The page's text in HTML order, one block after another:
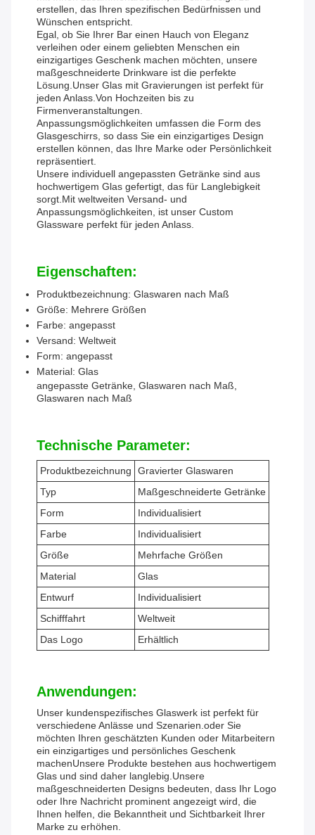
erstellen, das Ihren spezifischen Bedürfnissen und
Wünschen entspricht.
Egal, ob Sie Ihrer Bar einen Hauch von Eleganz
verleihen oder einem geliebten Menschen ein
einzigartiges Geschenk machen möchten, unsere
maßgeschneiderte Drinkware ist die perfekte
Lösung.Unser Glas mit Gravierungen ist perfekt für
jeden Anlass.Von Hochzeiten bis zu
Firmenveranstaltungen.
Anpassungsmöglichkeiten umfassen die Form des
Glasgeschirrs, so dass Sie ein einzigartiges Design
erstellen können, das Ihre Marke oder Persönlichkeit
repräsentiert.
Unsere individuell angepassten Getränke sind aus
hochwertigem Glas gefertigt, das für Langlebigkeit
sorgt.Mit weltweiten Versand- und
Anpassungsmöglichkeiten, ist unser Custom
Glassware perfekt für jeden Anlass.
Eigenschaften:
Produktbezeichnung: Glaswaren nach Maß
Größe: Mehrere Größen
Farbe: angepasst
Versand: Weltweit
Form: angepasst
Material: Glas
angepasste Getränke, Glaswaren nach Maß,
Glaswaren nach Maß
Technische Parameter:
Produktbezeichnung
Gravierter Glaswaren
Typ
Maßgeschneiderte Getränke
Form
Individualisiert
Farbe
Individualisiert
Größe
Mehrfache Größen
Material
Glas
Entwurf
Individualisiert
Schifffahrt
Weltweit
Das Logo
Erhältlich
Anwendungen:
Unser kundenspezifisches Glaswerk ist perfekt für
verschiedene Anlässe und Szenarien.oder Sie
möchten Ihren geschätzten Kunden oder Mitarbeitern
ein einzigartiges und persönliches Geschenk
machenUnsere Produkte bestehen aus hochwertigem
Glas und sind daher langlebig.Unsere
maßgeschneiderten Designs bedeuten, dass Ihr Logo
oder Ihre Nachricht prominent angezeigt wird, die
Ihnen helfen, die Bekanntheit und Sichtbarkeit Ihrer
Marke zu erhöhen.